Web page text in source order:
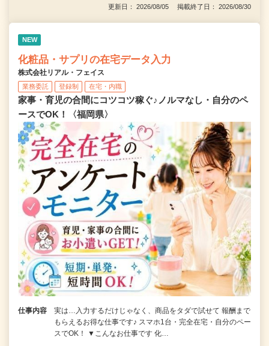
更新日： 2026/08/05 掲載終了日： 2026/08/30
NEW
化粧品・サプリの在宅データ入力
株式会社リアル・フェイス
業務委託 登録制 在宅・内職
家事・育児の合間にコツコツ稼ぐ♪ノルマなし・自分のペ
ースでOK！〈福岡県〉
仕事内容
実は…入力するだけじゃなく、商品をタダで試せて 報酬まで
もらえるお得な仕事です♪ スマホ1台・完全在宅・自分のペー
スでOK！ ▼こんなお仕事です 化…